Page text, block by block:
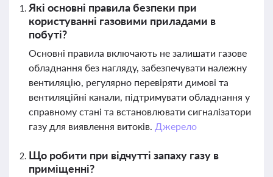
Які основні правила безпеки при
користуванні газовими приладами в
побуті?
Основні правила включають не залишати газове
обладнання без нагляду, забезпечувати належну
вентиляцію, регулярно перевіряти димові та
вентиляційні канали, підтримувати обладнання у
справному стані та встановлювати сигналізатори
газу для виявлення витоків. Джерело
Що робити при відчутті запаху газу в
приміщенні?